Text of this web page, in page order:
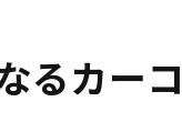
るカー